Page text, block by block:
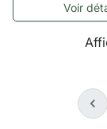
Voir
